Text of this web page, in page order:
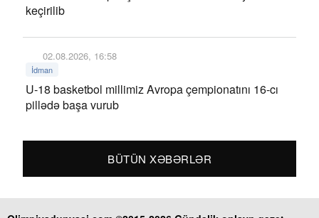
keçirilib
02.08.2026, 16:58
İdman
U-18 basketbol millimiz Avropa çempionatını 16-cı
pillədə başa vurub
BÜTÜN XƏBƏRLƏR